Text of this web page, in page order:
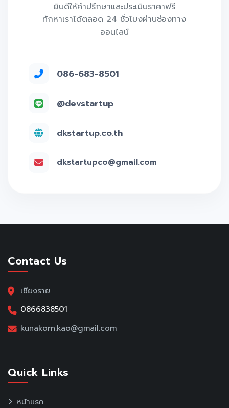
ยินดีให้คำปรึกษาและประเมินราคาฟรี
ทักหาเราได้ตลอด 24 ชั่วโมงผ่านช่องทาง
ออนไลน์
086-683-8501
@devstartup
dkstartup.co.th
dkstartupco@gmail.com
Contact Us
เชียงราย
0866838501
kunakorn.kao@gmail.com
Quick Links
หน้าแรก